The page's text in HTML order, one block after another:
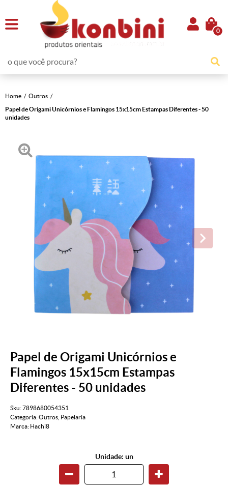
0
Home
Outros
Papel de Origami Unicórnios e Flamingos 15x15cm Estampas Diferentes - 50
unidades
Papel de Origami Unicórnios e
Flamingos 15x15cm Estampas
Diferentes - 50 unidades
Sku:7898680054351
Categoria:Outros Papelaria
Marca: Hachi8
Unidade: un